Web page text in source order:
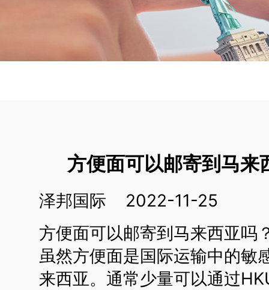
方便面可以邮寄到马来
泽邦国际 2022-11-25
方便面可以邮寄到马来西亚吗
虽然方便面是国际运输中的敏
来西亚。通常少量可以通过